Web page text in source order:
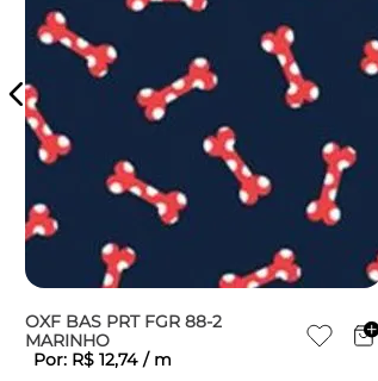
OXF BAS PRT FGR 88-2
MARINHO
Por: R$ 12,74 / m